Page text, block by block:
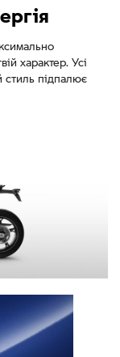
характер. Усі
стиль підпалює